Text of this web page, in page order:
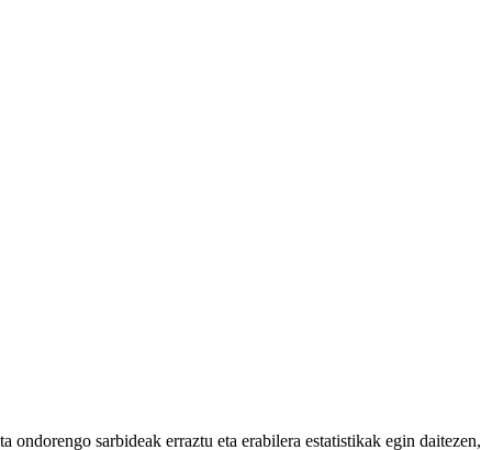
sarbideak erraztu eta erabilera estatistikak egin daitezen,